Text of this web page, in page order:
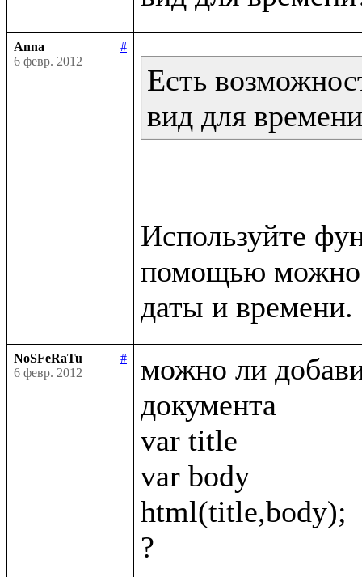
Anna
#
6 февр. 2012
Есть
вид для
Используйте
помощью можно
NoSFeRaTu
#
6 февр. 2012
можно ли
документа
var title
var body
html(title,body);